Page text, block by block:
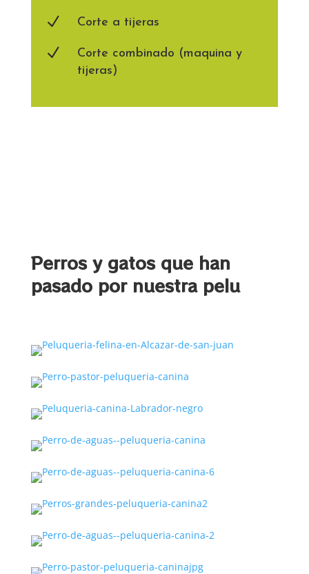
N Corte a tijeras
N
Corte combinado (maquina y
tijeras)
Perros y gatos que han
pasado por nuestra pelu